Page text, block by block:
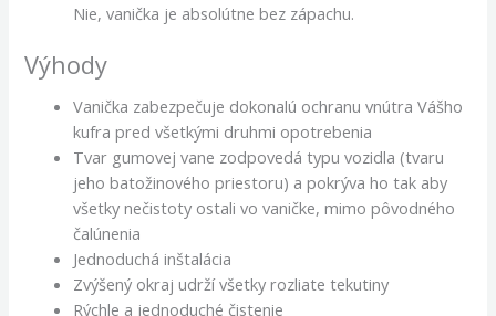
Nie, vanička je absolútne bez zápachu.
Výhody
Vanička zabezpečuje dokonalú ochranu vnútra Vášho
kufra pred všetkými druhmi opotrebenia
Tvar gumovej vane zodpovedá typu vozidla (tvaru
jeho batožinového priestoru) a pokrýva ho tak aby
všetky nečistoty ostali vo vaničke, mimo pôvodného
čalúnenia
Jednoduchá inštalácia
Zvýšený okraj udrží všetky rozliate tekutiny
Rýchle a jednoduché čistenie